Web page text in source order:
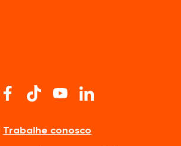
Trabalhe conosco